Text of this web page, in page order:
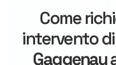
Come
intervento di
Gaggenau